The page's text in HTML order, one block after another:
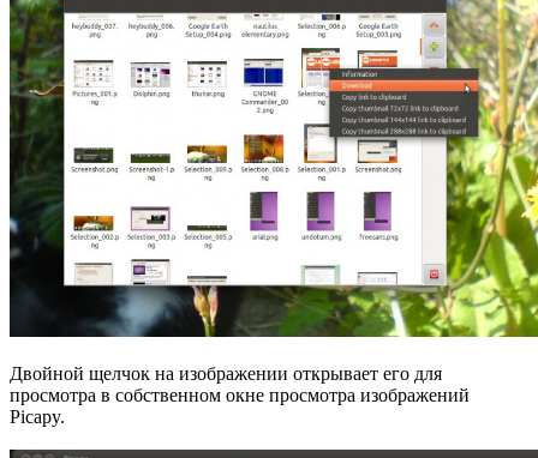
Двойной щелчок на изображении открывает его для
просмотра в собственном окне просмотра изображений
Picapy.